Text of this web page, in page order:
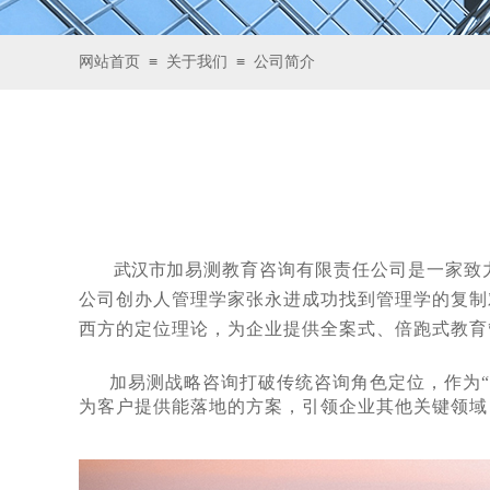
网站首页 ≡ 关于我们 ≡ 公司简介
武汉市加易测教育咨询有限责任公司是一家
公司创办人管理学家张永进成功找到管理学的复
西方的定位理论，为企业提供全案式、倍跑式教
加易测战略咨询打破传统咨询角色定位，作
为客户提供能落地的方案，引领企业其他关键领